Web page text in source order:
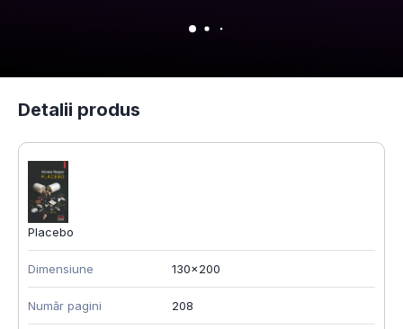
Detalii produs
Placebo
Dimensiune 130x200
Număr pagini 208